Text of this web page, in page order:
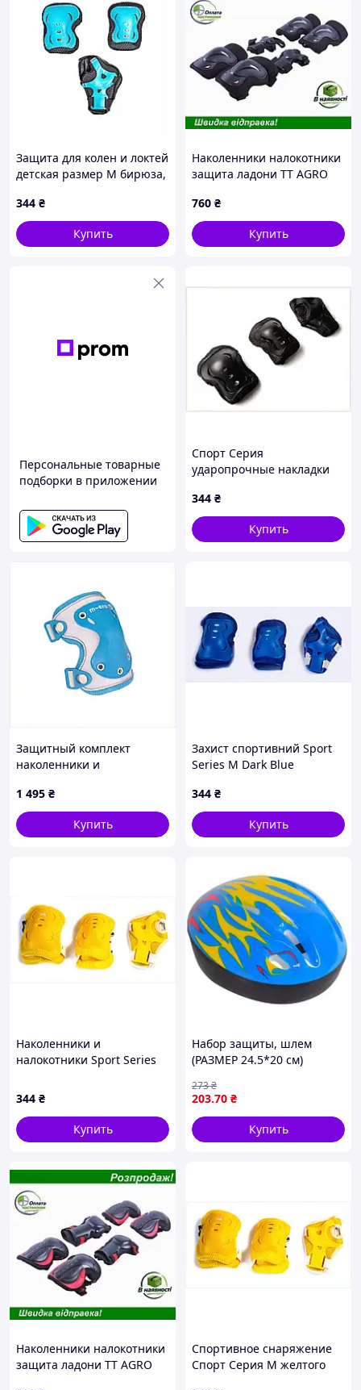
Защита для колен и локтей
детская размер M бирюза,
344 ₴
Купить
Наколенники налокотники
защита ладони TT AGRO
активных игр защита от
травм
760 ₴
Купить
Персональные товарные
подборки в приложении
Спорт Серия
ударопрочные накладки
B148E9824H
344 ₴
Купить
Защитный комплект
наколенники и
(М), M3X579136
1 495 ₴
Купить
Захист спортивний Sport
Series M Dark Blue
344 ₴
Купить
Наколенники и
налокотники Sport Series
X148P9823
344 ₴
Купить
Набор защиты, шлем
(РАЗМЕР 24.5*20 см)
203.70 ₴
273₴
Купить
Наколенники налокотники
защита ладони TT AGRO
Спортивное снаряжение
Спорт Серия М желтого